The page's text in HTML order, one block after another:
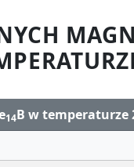
14B w temperaturze